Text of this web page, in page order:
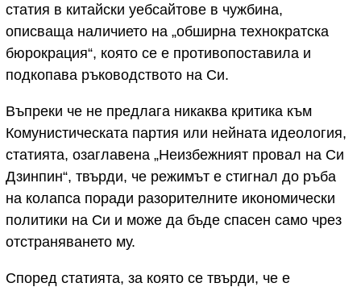
статия в китайски уебсайтове в чужбина,
описваща наличието на „обширна технократска
бюрокрация“, която се е противопоставила и
подкопава ръководството на Си.
Въпреки че не предлага никаква критика към
Комунистическата партия или нейната идеология,
статията, озаглавена „Неизбежният провал на Си
Дзинпин“, твърди, че режимът е стигнал до ръба
на колапса поради разорителните икономически
политики на Си и може да бъде спасен само чрез
отстраняването му.
Според статията, за която се твърди, че е